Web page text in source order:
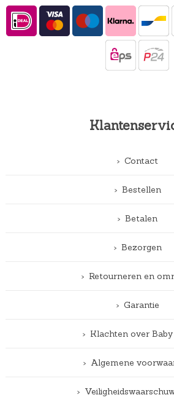
Contact
Bestellen
Betalen
Bezorgen
Retourneren en
Garantie
Klachten over Baby
Algemene